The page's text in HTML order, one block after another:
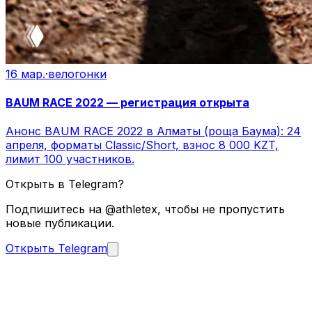
16 мар.·велогонки
BAUM RACE 2022 — регистрация открыта
Анонс BAUM RACE 2022 в Алматы (роща Баума): 24
апреля, форматы Classic/Short, взнос 8 000 KZT,
лимит 100 участников.
Открыть в Telegram?
Подпишитесь на @athletex, чтобы не пропустить
новые публикации.
Открыть Telegram